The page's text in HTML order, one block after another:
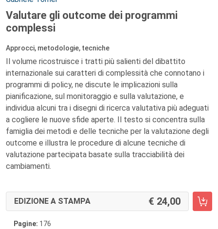
Valutare gli outcome dei programmi
complessi
Approcci, metodologie, tecniche
Il volume ricostruisce i tratti più salienti del dibattito
internazionale sui caratteri di complessità che connotano i
programmi di policy, ne discute le implicazioni sulla
pianificazione, sul monitoraggio e sulla valutazione, e
individua alcuni tra i disegni di ricerca valutativa più adeguati
a cogliere le nuove sfide aperte. Il testo si concentra sulla
famiglia dei metodi e delle tecniche per la valutazione degli
outcome e illustra le procedure di alcune tecniche di
valutazione partecipata basate sulla tracciabilità dei
cambiamenti.
EDIZIONE A STAMPA 24,00
Pagine: 176